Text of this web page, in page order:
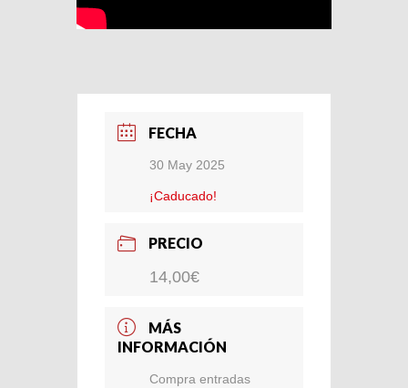
FECHA
30 May 2025
¡Caducado!
PRECIO
14,00€
MÁS
INFORMACIÓN
Compra entradas